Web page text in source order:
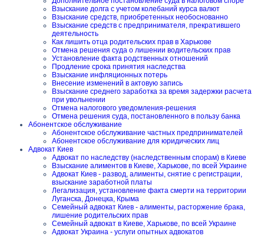
Взыскание долга с учетом колебаний курса валют
Взыскание средств, приобретенных необоснованно
Взыскание средств с предпринимателя, прекратившего
деятельность
Как лишить отца родительских прав в Харькове
Отмена решения суда о лишении водительских прав
Установление факта родственных отношений
Продление срока принятия наследства
Взыскание инфляционных потерь
Внесение изменений в актовую запись
Взыскание среднего заработка за время задержки расчета
при увольнении
Отмена налогового уведомления-решения
Отмена решения суда, постановленного в пользу банка
Абонентское обслуживание
Абонентское обслуживание частных предпринимателей
Абонентское обслуживание для юридических лиц
Адвокат Киев
Адвокат по наследству (наследственным спорам) в Киеве
Взыскание алиментов в Киеве, Харькове, по всей Украине
Адвокат Киев - развод, алименты, снятие с регистрации,
взыскание заработной платы
Легализация, установление факта смерти на территории
Луганска, Донецка, Крыма
Семейный адвокат Киев - алименты, расторжение брака,
лишение родительских прав
Семейный адвокат в Киеве, Харькове, по всей Украине
Адвокат Украина - услуги опытных адвокатов